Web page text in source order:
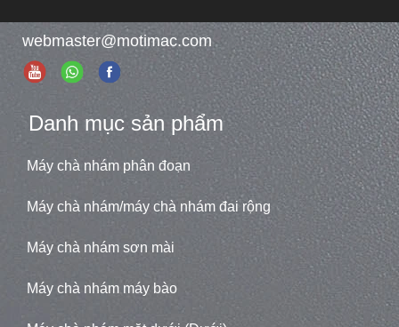
webmaster@motimac.com
Danh mục sản phẩm
Máy chà nhám phân đoạn
Máy chà nhám/máy chà nhám đai rộng
Máy chà nhám sơn mài
Máy chà nhám máy bào